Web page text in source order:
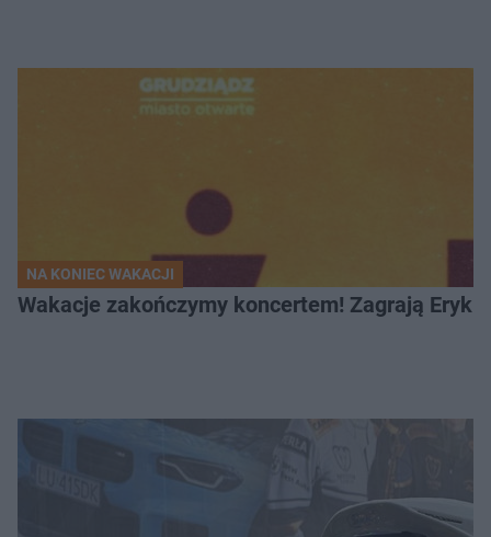
NA KONIEC WAKACJI
Wakacje zakończymy koncertem! Zagrają Eryk